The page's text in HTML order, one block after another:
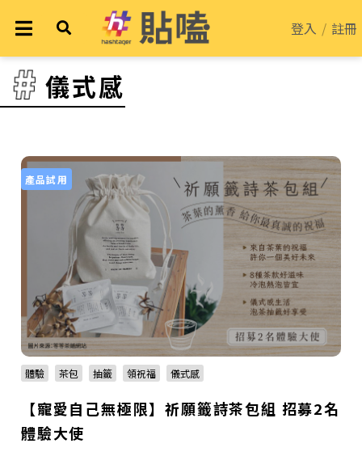
登入 / 註冊
儀式感
產品試用
體驗 茶包 抽籤 領祝福 儀式感
【寵愛自己無極限】祈願籤詩茶包組 招募2名
體驗大使